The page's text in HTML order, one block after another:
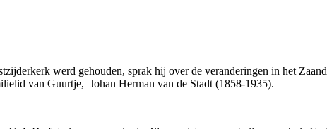
werd gehouden, sprak hij over de veranderingen in het
van Guurtje, Johan Herman van de Stadt (1858-1935).